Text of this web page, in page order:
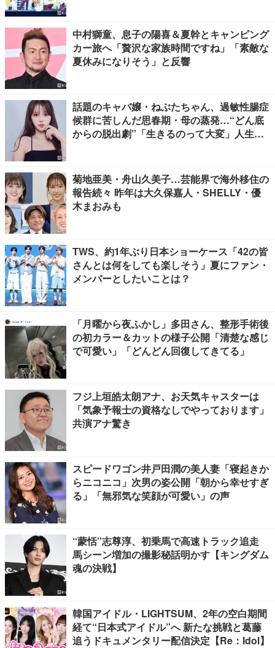
中村獅童、息子の陽喜＆夏幹とキャンピング
カー旅へ「贅沢な家族時間ですね」「素敵な
夏休みになりそう」と反響
話題のキャバ嬢・ねぶたちゃん、過敏性腸症
候群に苦しんだ思春期・母の蒸発…“どん底
からの脱出劇”「生きるのって大変」人生変
菊地亜美・舟山久美子…芸能界で海外移住の
報告続々 昨年は大久保嘉人・SHELLY・優
木まおみも
TWS、約1年ぶり日本ショーケース「42の皆
さんとは何をしても楽しそう」夏にファン・
メンバーとしたいことは？
「月曜から夜ふかし」多田さん、整形手術後
の初カラー＆カットの様子公開「清楚な感じ
で可愛い」「どんどん回復してきてる」
フジ上垣皓太朗アナ、お天気キャスターは
「気象予報士の資格なしでやっております」
共演アナ驚き
スピードワゴン井戸田潤の美人妻「寝起きか
らニコニコ」次男の姿公開「朝から幸せすぎ
る」「無邪気な笑顔が可愛い」の声
“蒙恬”志尊淳、初乗馬で高速トラック追走
馬シーン増加の撮影秘話明かす【キングダム
魂の決戦】
韓国アイドル・LIGHTSUM、2年の空白期間
経て“日本式アイドル”へ 新たな挑戦と葛藤
追うドキュメンタリー配信決定【Re：Idol】